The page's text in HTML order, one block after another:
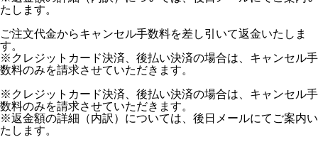
たします。
ご注文代金からキャンセル手数料を差し引いて返金いたしま
す。
※クレジットカード決済、後払い決済の場合は、キャンセル手
数料のみを請求させていただきます。
※クレジットカード決済、後払い決済の場合は、キャンセル手
数料のみを請求させていただきます。
※返金額の詳細（内訳）については、後日メールにてご案内い
たします。